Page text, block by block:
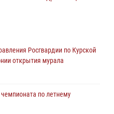
Росгвардии по Курской
открытия мурала
по летнему